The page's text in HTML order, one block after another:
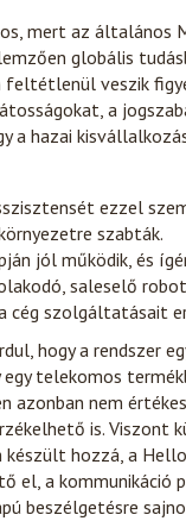
mert az általános
globális
feltétlenül veszik
a
a hazai
ezzel
szabták.
jól működik, és
saleselő
cég szolgáltatásait
hogy a rendszer
egy telekomos
azonban nem
is. Viszont
hozzá, a
el, a kommunikáció
beszélgetésre